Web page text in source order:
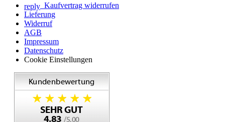
reply Kaufvertrag widerrufen
Lieferung
Widerruf
AGB
Impressum
Datenschutz
Cookie Einstellungen